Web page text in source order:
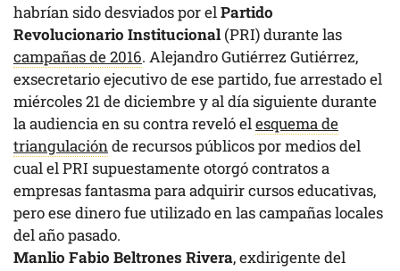
habrían sido desviados por elPartido
Revolucionario Institucional (PRI) durante las
campañas de 2016. Alejandro Gutiérrez Gutiérrez,
exsecretario ejecutivo de ese partido, fue arrestado el
miércoles 21 de diciembre y al día siguiente durante
la audiencia en su contra reveló elesquema de
triangulación de recursos públicos por medios del
cual el PRI supuestamente otorgó contratos a
empresas fantasma para adquirir cursos educativas,
pero ese dinero fue utilizado en las campañas locales
del año pasado.
Manlio Fabio Beltrones Rivera, exdirigente del